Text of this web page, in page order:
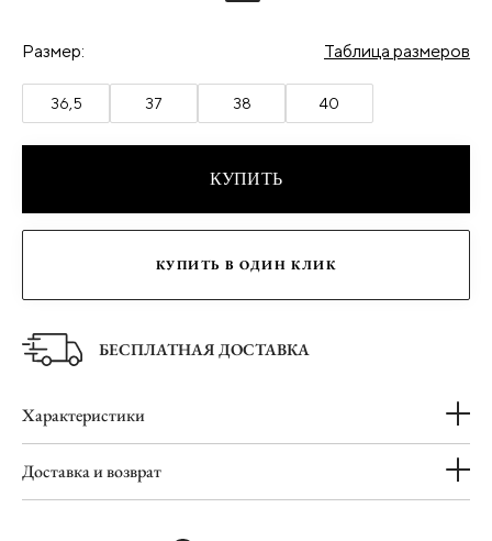
Размер: Таблица размеров
36,5 37 38 40
КУПИТЬ
КУПИТЬ В ОДИН КЛИК
БЕСПЛАТНАЯ ДОСТАВКА
Характеристики
Доставка и возврат